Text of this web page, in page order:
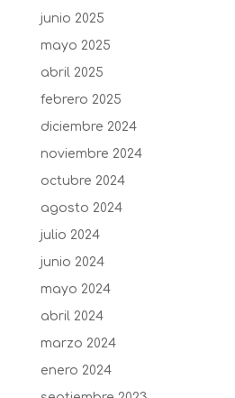
junio 2025
mayo 2025
abril 2025
febrero 2025
diciembre 2024
noviembre 2024
octubre 2024
agosto 2024
julio 2024
junio 2024
mayo 2024
abril 2024
marzo 2024
enero 2024